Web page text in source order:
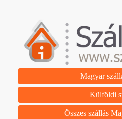
Magyar
Külföldi
Összes szállás